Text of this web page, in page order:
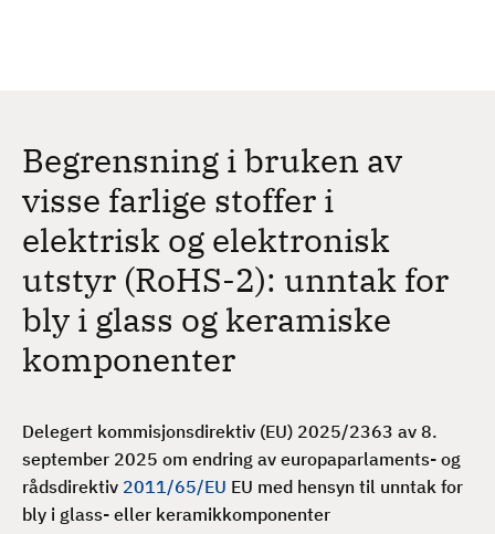
Begrensning i bruken av
visse farlige stoffer i
elektrisk og elektronisk
utstyr (RoHS-2): unntak for
bly i glass og keramiske
komponenter
Delegert kommisjonsdirektiv (EU) 2025/2363 av 8.
september 2025 om endring av europaparlaments- og
rådsdirektiv 2011/65/EU EU med hensyn til unntak for
bly i glass- eller keramikkomponenter